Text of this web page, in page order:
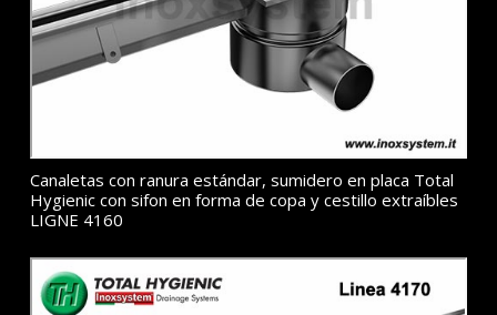
Canaletas con ranura estándar, sumidero en placa Total
Hygienic con sifon en forma de copa y cestillo extraíbles
LIGNE 4160